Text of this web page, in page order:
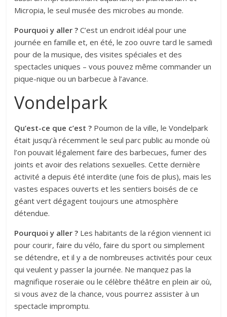
Micropia, le seul musée des microbes au monde.
Pourquoi y aller ? C’est un endroit idéal pour une
journée en famille et, en été, le zoo ouvre tard le samedi
pour de la musique, des visites spéciales et des
spectacles uniques – vous pouvez même commander un
pique-nique ou un barbecue à l’avance.
Vondelpark
Qu’est-ce que c’est ? Poumon de la ville, le Vondelpark
était jusqu’à récemment le seul parc public au monde où
l’on pouvait légalement faire des barbecues, fumer des
joints et avoir des relations sexuelles. Cette dernière
activité a depuis été interdite (une fois de plus), mais les
vastes espaces ouverts et les sentiers boisés de ce
géant vert dégagent toujours une atmosphère
détendue.
Pourquoi y aller ? Les habitants de la région viennent ici
pour courir, faire du vélo, faire du sport ou simplement
se détendre, et il y a de nombreuses activités pour ceux
qui veulent y passer la journée. Ne manquez pas la
magnifique roseraie ou le célèbre théâtre en plein air où,
si vous avez de la chance, vous pourrez assister à un
spectacle impromptu.